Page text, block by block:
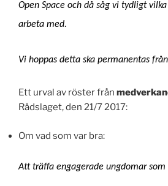
Open Space och då såg vi tydligt
arbeta med.
Vi hoppas detta ska permanentas
Ett urval av röster från
Rådslaget, den 21/7 2017:
Om vad som var bra:
Att träffa engagerade ungdomar som